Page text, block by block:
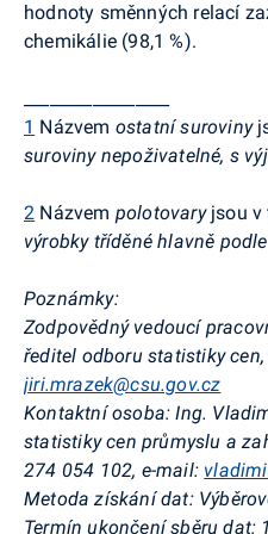
hodnoty směnných relací
chemikálie (98,1 %).
1 Názvem ostatní suroviny
suroviny nepoživatelné, s
2 Názvem polotovaryjsou v
výrobky tříděné hlavně
Poznámky:
Zodpovědný vedoucí
ředitel odboru statistiky
jiri.mrazek@csu.gov.cz
Kontaktní osoba: Ing.
statistiky cen průmyslu a
274 054 102, e-mail:
Metoda získání dat:
Termín ukončení sběru dat: